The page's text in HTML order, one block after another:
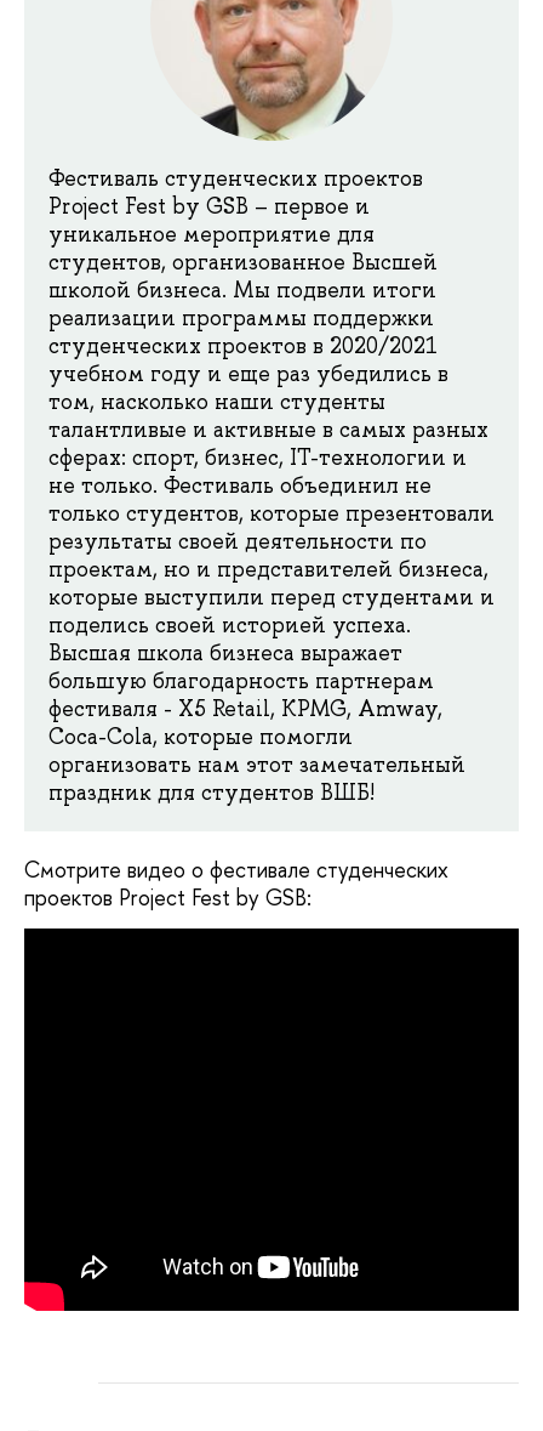
Фестиваль студенческих проектов
Project Fest by GSB – первое и
уникальное мероприятие для
студентов, организованное Высшей
школой бизнеса. Мы подвели итоги
реализации программы поддержки
студенческих проектов в 2020/2021
учебном году и еще раз убедились в
том, насколько наши студенты
талантливые и активные в самых разных
сферах: спорт, бизнес, IT-технологии и
не только. Фестиваль объединил не
только студентов, которые презентовали
результаты своей деятельности по
проектам, но и представителей бизнеса,
которые выступили перед студентами и
поделись своей историей успеха.
Высшая школа бизнеса выражает
большую благодарность партнерам
фестиваля - X5 Retail, KPMG, Amway,
Coca-Cola, которые помогли
организовать нам этот замечательный
праздник для студентов ВШБ!
Смотрите видео о фестивале студенческих
проектов Project Fest by GSB: